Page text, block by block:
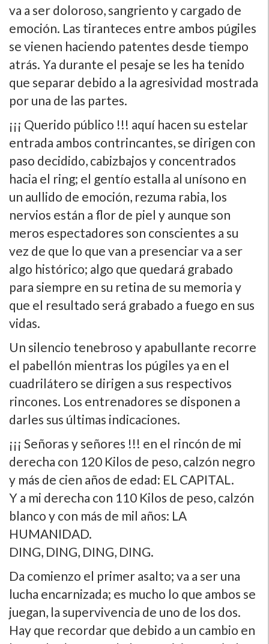
va a ser doloroso, sangriento y cargado de
emoción. Las tiranteces entre ambos púgiles
se vienen haciendo patentes desde tiempo
atrás. Ya durante el pesaje se les ha tenido
que separar debido a la agresividad mostrada
por una de las partes.
¡¡¡ Querido público !!! aquí­ hacen su estelar
entrada ambos contrincantes, se dirigen con
paso decidido, cabizbajos y concentrados
hacia el ring; el gentí­o estalla al uní­sono en
un aullido de emoción, rezuma rabia, los
nervios están a flor de piel y aunque son
meros espectadores son conscientes a su
vez de que lo que van a presenciar va a ser
algo histórico; algo que quedará grabado
para siempre en su retina de su memoria y
que el resultado será grabado a fuego en sus
vidas.
Un silencio tenebroso y apabullante recorre
el pabellón mientras los púgiles ya en el
cuadrilátero se dirigen a sus respectivos
rincones. Los entrenadores se disponen a
darles sus últimas indicaciones.
¡¡¡ Señoras y señores !!! en el rincón de mi
derecha con 120 Kilos de peso, calzón negro
y más de cien años de edad: EL CAPITAL.
Y a mi derecha con 110 Kilos de peso, calzón
blanco y con más de mil años: LA
HUMANIDAD.
DING, DING, DING, DING.
Da comienzo el primer asalto; va a ser una
lucha encarnizada; es mucho lo que ambos se
juegan, la supervivencia de uno de los dos.
Hay que recordar que debido a un cambio en